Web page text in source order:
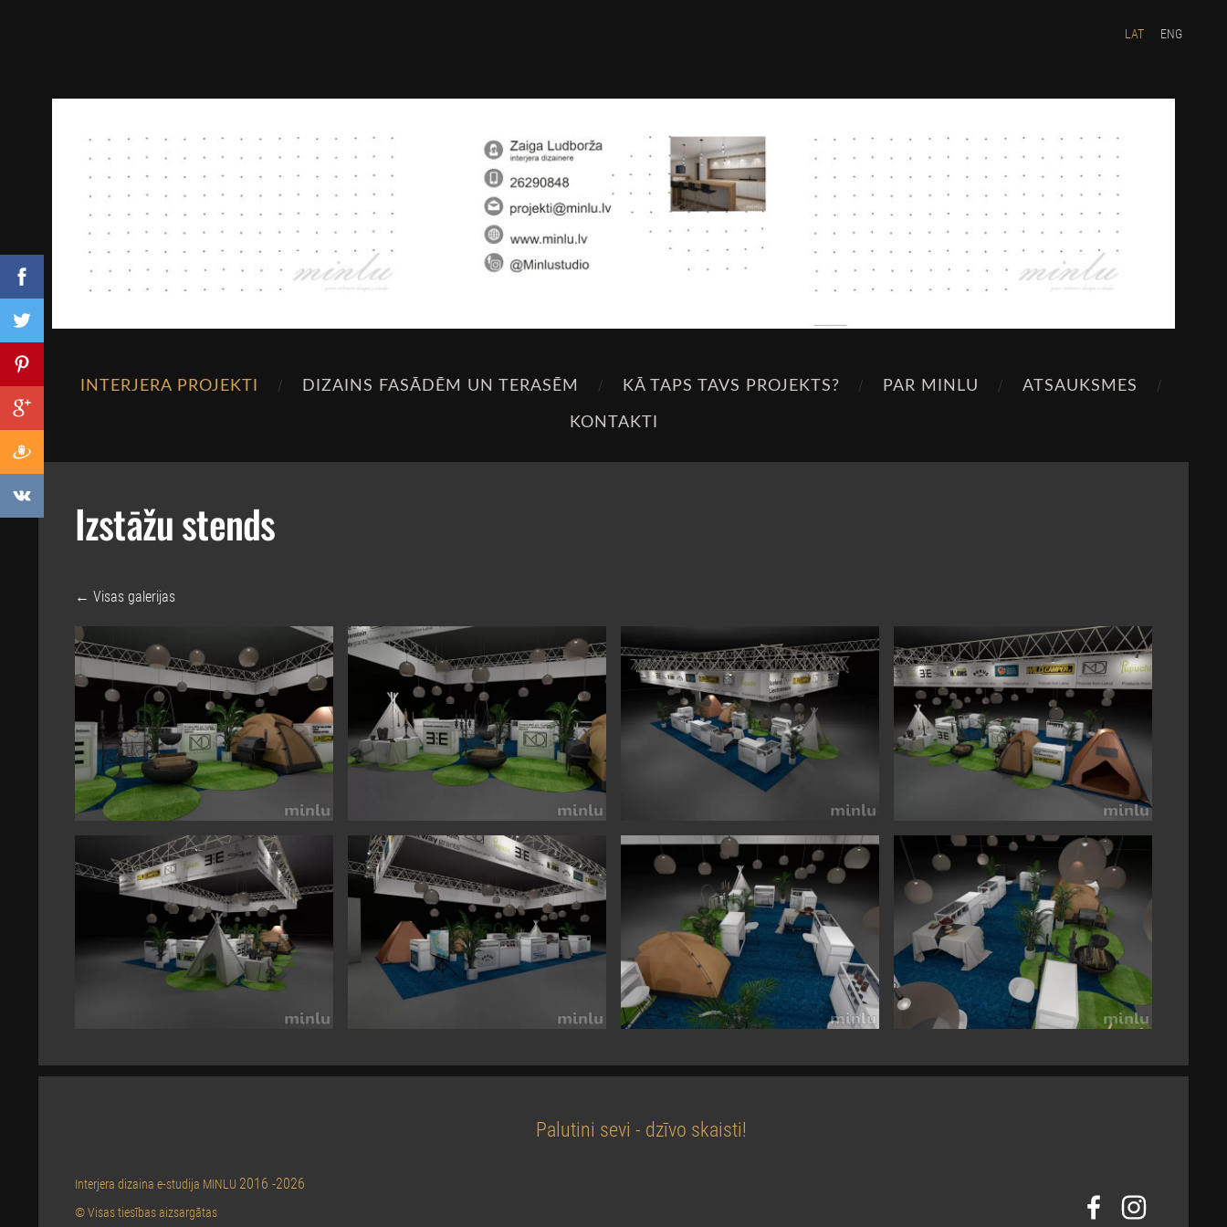
INTERJERA PROJEKTI DIZAINS FASĀDĒM UN TERASĒM KĀ TAPS TAVS PROJEKTS? PAR MINLU
ATSAUKSMES
KONTAKTI
LAT ENG
Izstāžu stends
Visas galerijas
Palutini sevi - dzīvo skaisti!
Interjera dizaina e-studija MINLU 2016 -2026
© Visas tiesības aizsargātas